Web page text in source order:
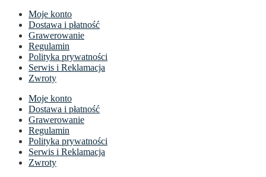
Moje konto
Dostawa i płatność
Grawerowanie
Regulamin
Polityka prywatności
Serwis i Reklamacja
Zwroty
Moje konto
Dostawa i płatność
Grawerowanie
Regulamin
Polityka prywatności
Serwis i Reklamacja
Zwroty